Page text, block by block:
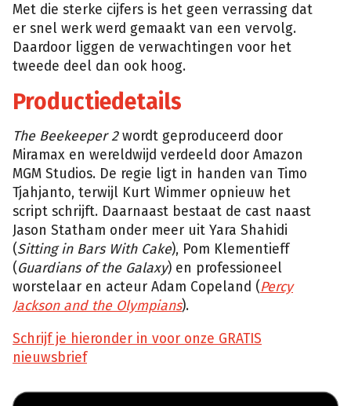
Met die sterke cijfers is het geen verrassing dat
er snel werk werd gemaakt van een vervolg.
Daardoor liggen de verwachtingen voor het
tweede deel dan ook hoog.
Productiedetails
The Beekeeper 2wordt geproduceerd door
Miramax en wereldwijd verdeeld door Amazon
MGM Studios. De regie ligt in handen van Timo
Tjahjanto, terwijl Kurt Wimmer opnieuw het
script schrijft. Daarnaast bestaat de cast naast
Jason Statham onder meer uit Yara Shahidi
(Sitting in Bars With Cake), Pom Klementieff
(Guardians of the Galaxy) en professioneel
worstelaar en acteur Adam Copeland (Percy
Jackson and the Olympians).
Schrijf je hieronder in voor onze GRATIS
nieuwsbrief